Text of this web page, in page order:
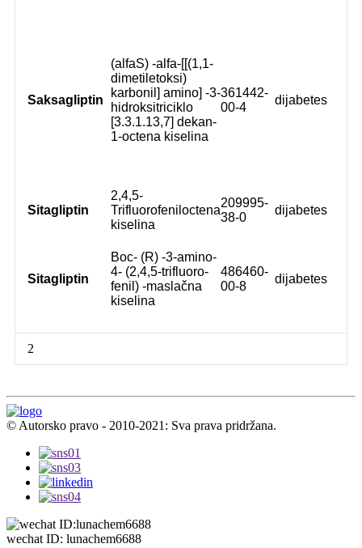
Saksagliptin
(alfaS) -alfa-[[(1,1-
dimetiletoksi)
karbonil] amino] -3-
hidroksitriciklo
[3.3.1.13,7] dekan-
1-octena kiselina
361442-
00-4
dijabetes
Sitagliptin
2,4,5-
Trifluorofeniloctena
kiselina
209995-
38-0
dijabetes
Sitagliptin
Boc- (R) -3-amino-
4- (2,4,5-trifluoro-
fenil) -maslačna
kiselina
486460-
00-8
dijabetes
2
© Autorsko pravo - 2010-2021: Sva prava pridržana.
wechat ID: lunachem6688